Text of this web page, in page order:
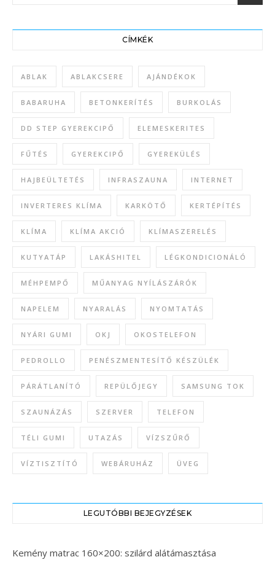
CÍMKÉK
ABLAK ABLAKCSERE AJÁNDÉKOK
BABARUHA BETONKERÍTÉS BURKOLÁS
DD STEP GYEREKCIPŐ ELEMESKERITES
FŰTÉS GYEREKCIPŐ GYEREKÜLÉS
HAJBEÜLTETÉS INFRASZAUNA INTERNET
INVERTERES KLÍMA KARKÖTŐ KERTÉPÍTÉS
KLÍMA KLÍMA AKCIÓ KLÍMASZERELÉS
KUTYATÁP LAKÁSHITEL LÉGKONDICIONÁLÓ
MÉHPEMPŐ MŰANYAG NYÍLÁSZÁRÓK
NAPELEM NYARALÁS NYOMTATÁS
NYÁRI GUMI OKJ OKOSTELEFON
PEDROLLO PENÉSZMENTESÍTŐ KÉSZÜLÉK
PÁRÁTLANÍTÓ REPÜLŐJEGY SAMSUNG TOK
SZAUNÁZÁS SZERVER TELEFON
TÉLI GUMI UTAZÁS VÍZSZŰRŐ
VÍZTISZTÍTÓ WEBÁRUHÁZ ÜVEG
LEGUTÓBBI BEJEGYZÉSEK
Kemény matrac 160×200: szilárd alátámasztása